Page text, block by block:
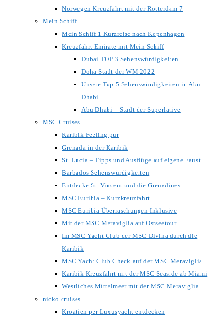
Norwegen Kreuzfahrt mit der Rotterdam 7
Mein Schiff
Mein Schiff 1 Kurzreise nach Kopenhagen
Kreuzfahrt Emirate mit Mein Schiff
Dubai TOP 3 Sehenswürdigkeiten
Doha Stadt der WM 2022
Unsere Top 5 Sehenswürdigkeiten in Abu
Dhabi
Abu Dhabi – Stadt der Superlative
MSC Cruises
Karibik Feeling pur
Grenada in der Karibik
St. Lucia – Tipps und Ausflüge auf eigene Faust
Barbados Sehenswürdigkeiten
Entdecke St. Vincent und die Grenadines
MSC Euribia – Kurzkreuzfahrt
MSC Euribia Überraschungen Inklusive
Mit der MSC Meraviglia auf Ostseetour
Im MSC Yacht Club der MSC Divina durch die
Karibik
MSC Yacht Club Check auf der MSC Meraviglia
Karibik Kreuzfahrt mit der MSC Seaside ab Miami
Westliches Mittelmeer mit der MSC Meraviglia
nicko cruises
Kroatien per Luxusyacht entdecken